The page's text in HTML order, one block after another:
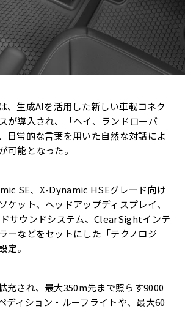
、生成AIを活用した新しい車載コネク
が導入され、「ヘイ、ランドローバ
日常的な言葉を用いた自然な対話によ
可能となった。
SE、X-Dynamic HSEグレード向け
ケット、ヘッドアップディスプレイ、
サウンドシステム、ClearSightインテ
ーなどをセットにした「テクノロジ
定。
充され、最大350m先まで照らす9000
ディション・ルーフライトや、最大60